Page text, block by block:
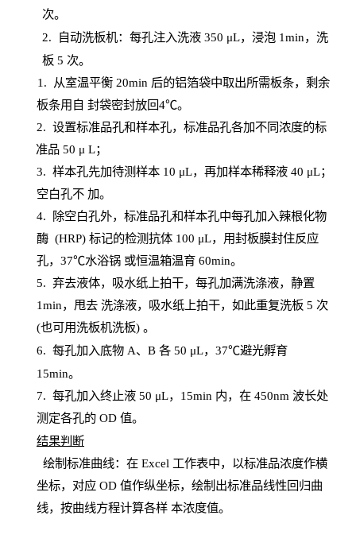
次。
2.
自动洗板机：每孔注入洗液 350 μL，浸泡 1min，洗
板 5 次。
1 . 从室温平衡 20min 后的铝箔袋中取出所需板条，剩余
板条用自 封袋密封放回4℃。
2. 设置标准品孔和样本孔，标准品孔各加不同浓度的标
准品 50 μ L；
3. 样本孔先加待测样本 10 μL，再加样本稀释液 40 μL；
空白孔不 加。
4.
除空白孔外，标准品孔和样本孔中每孔加入辣根化物
酶 (HRP) 标记的检测抗体 100 μL，用封板膜封住反应
孔， 37℃水浴锅 或恒温箱温育60min。
5. 弃去液体，吸水纸上拍干，每孔加满洗涤液，静置
1min，甩去 洗涤液，吸水纸上拍干，如此重复洗板 5 次
(也可用洗板机洗板) 。
6. 每孔加入底物A、B 各 50 μL，37℃避光孵育
15min。
7. 每孔加入终止液 50 μL， 15min 内，在450nm 波长处
测定各孔的 OD 值。
结果判断
绘制标准曲线：在 Excel 工作表中，以标准品浓度作横
坐标，对应OD 值作纵坐标，绘制出标准品线性回归曲
线，按曲线方程计算各样 本浓度值。